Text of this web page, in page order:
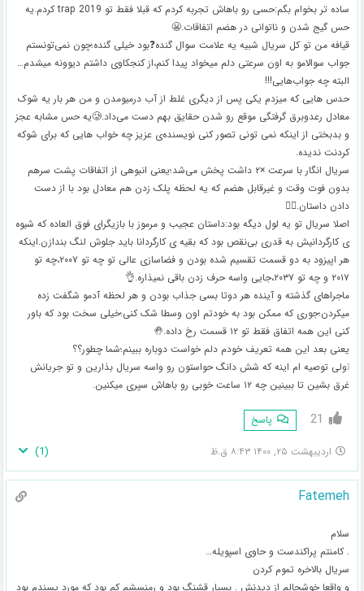
ساده تر بخوام بگم:حسی رو باهاش تجربه کردم که قبلا فقط تو trap 2019 کردم.یه
حس گیج شدن و ناتوانی در هضم اتفاقات.😬
قیافه من تو کل سریال شبیه یه علامت سوال گنده❓بود خیلی گنده؛چون نمی‌تونستم
جواب سوالامو به اون سرعتی دلم میخواد پیدا کنم،از کنجکاوی داشتم دیوونه میشدم…
البته چه جواب‌هایی!!!
حدس هایی که میزدم یکی پس از دیگری غلط از آب درمیومدن و من هر بار یه شوک
معادل رعدوبرق گرفتگی موقع رو شدن حقایق بهم دست می‌داد.🥲یه حس مشابه عجز
و بدبختی از اینکه نمی تونی تصور کنی نویسنده‌ی عزیز چه خواب هایی که برای شوکه
کردنت ندیده.
سریال انگار با سرعت ×۲ داشت پخش می‌شد؛یعنی انبوهی از اتفاقات پشت سرهم
بدون فوت وقت و غیرقابل هضم که یه لحظه پلک زدن هم معادل بود با از دست
دادن داستان.🤷‍♀️
اصلا سریال تو یه لول دیگه بود:داستان عجیب و مرموز با بازیگرای فوق العاده که شیوه
ی کارگردانیش به قدری بی‌نقص بود که بقیه ی کارگردانا باید جلوش لنگ بندازن.اینکه
هر اپيزود به دو قسمت تقسیم شده بودن و فضاسازی عالی تو چه تو ۲۰۰۷،چه تو
۲۰۱۷ و چه تو ۲۰۳۷،جایی واسه حرف زدن باقی نمیذاره.👌
ماجراهای گذشته و آینده هر دوتا بسی جذاب بودن و هر لحظه آدمو شگفت زده
میکردن؛جوری که ممکن بود به خودتم اون وسطا شک کنی؛خیلی سخت بود که باور
کنی این همه اتفاق فقط تو ۱۲ قسمت رخ داده.🤚
یعنی بعد این همه تعریف خودم دلم خواست دوباره ببینم؛شما چطور؟؟
❕ولی توصیه ام اینه که شش دانگ حواستون رو واسه سریال بذارین و تو جریانش
غرق بشین تا ببینین چه ۱۲ ساعت خوبی رو باهاش سپری میکنین.
21 پاسخ
اردیبهشت ۲۵, ۱۴۰۰ ۸:۴۳ ق.ظ (
1
)
Fatemeh
سلام
. کامنتم پراکندست و حاوی اسپویله…
سریال بالاخره تموم کردن
و واقعا خوشحالم از دیدنش . بسیار قشنگ بود و رمنسشم کم بود که مورد پسندم بود